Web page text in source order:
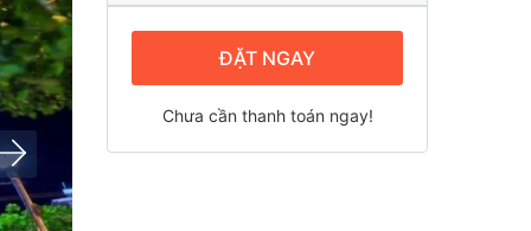
ĐẶT NGAY
Chưa cần thanh toán ngay!